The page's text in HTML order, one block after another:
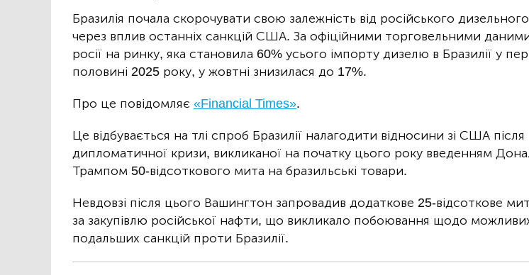
Бразилія почала скорочувати свою залежність від російського
через вплив останніх санкцій США. За офіційними торговельними
росії на ринку, яка становила 60% усього імпорту дизелю в Бразилії у
половині 2025 року, у жовтні знизилася до 17%.
Про це повідомляє «Financial Times».
Це відбувається на тлі спроб Бразилії налагодити відносини зі США після
дипломатичної кризи, викликаної на початку цього року введенням
Трампом 50-відсоткового мита на бразильські товари.
Невдовзі після цього Вашингтон запровадив додаткове 25-відсоткове
за закупівлю російської нафти, що викликало побоювання щодо
подальших санкцій проти Бразилії.